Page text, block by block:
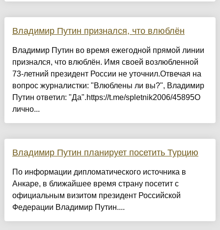
Владимир Путин признался, что влюблён
Владимир Путин во время ежегодной прямой линии
признался, что влюблён. Имя своей возлюбленной
73-летний президент России не уточнил.Отвечая на
вопрос журналистки: "Влюблены ли вы?", Владимир
Путин ответил: "Да".https://t.me/spletnik2006/45895О
лично...
Владимир Путин планирует посетить Турцию
По информации дипломатического источника в
Анкаре, в ближайшее время страну посетит с
официальным визитом президент Российской
Федерации Владимир Путин....